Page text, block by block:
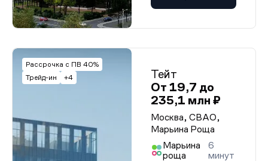
Рассрочка с ПВ 40%
Трейд-ин
+4
Тейт
От 19,7 до
235,1 млн ₽
Москва, СВАО,
Марьина Роща
Марьина
роща
6
минут